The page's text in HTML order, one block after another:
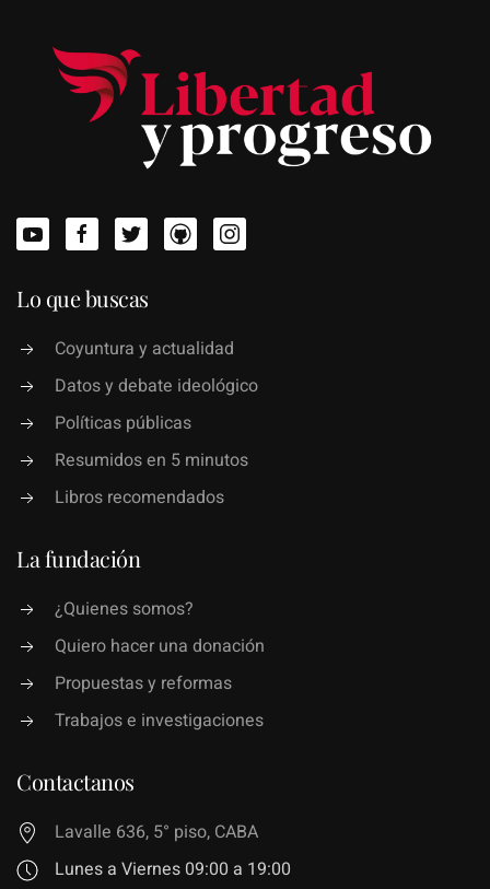
Lo que buscas
Coyuntura y actualidad
Datos y debate ideológico
Políticas públicas
Resumidos en 5 minutos
Libros recomendados
La fundación
¿Quienes somos?
Quiero hacer una donación
Propuestas y reformas
Trabajos e investigaciones
Contactanos
Lavalle 636, 5° piso, CABA
Lunes a Viernes 09:00 a 19:00